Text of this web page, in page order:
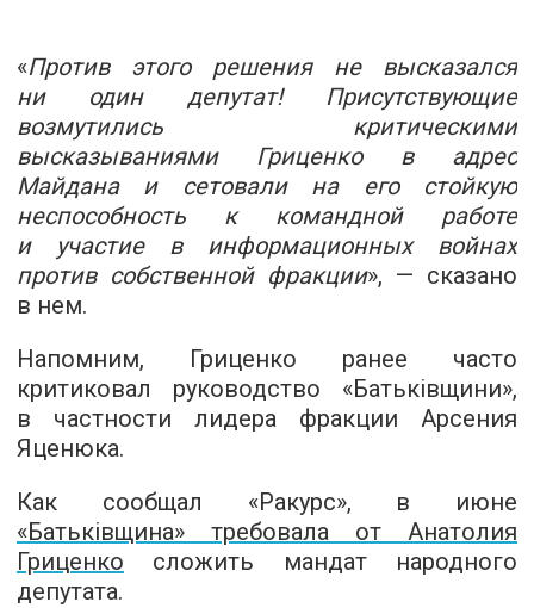
«Против этого решения не высказался
ни один депутат! Присутствующие
возмутились критическими
высказываниями Гриценко в адрес
Майдана и сетовали на его стойкую
неспособность к командной работе
и участие в информационных войнах
против собственной фракции», — сказано
в нем.
Напомним, Гриценко ранее часто
критиковал руководство «Батьківщини»,
в частности лидера фракции Арсения
Яценюка.
Как сообщал «Ракурс», в июне
«Батьківщина» требовала от Анатолия
Гриценко сложить мандат народного
депутата.